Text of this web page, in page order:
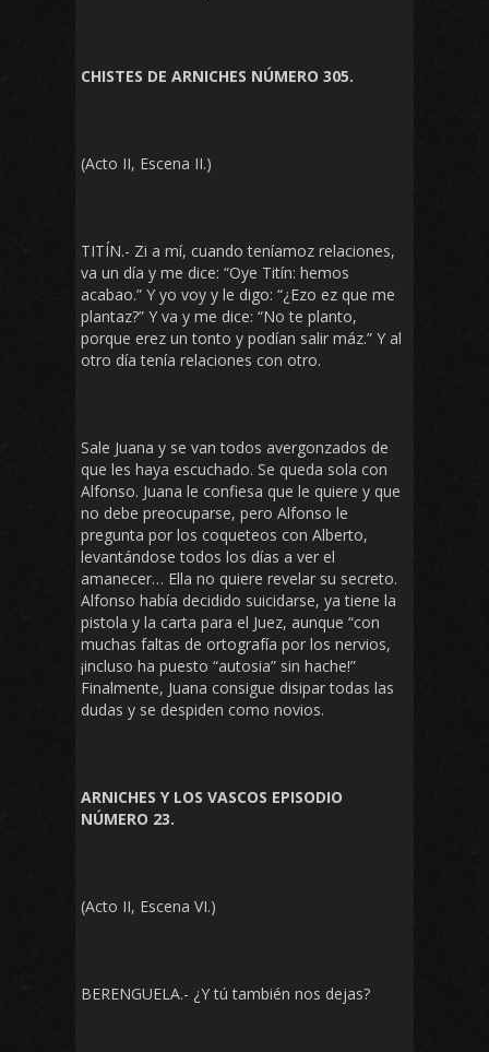
CHISTES DE ARNICHES NÚMERO 305.
(Acto II, Escena II.)
TITÍN.- Zi a mí, cuando teníamoz relaciones,
va un día y me dice: “Oye Titín: hemos
acabao.” Y yo voy y le digo: “¿Ezo ez que me
plantaz?” Y va y me dice: “No te planto,
porque erez un tonto y podían salir máz.” Y al
otro día tenía relaciones con otro.
Sale Juana y se van todos avergonzados de
que les haya escuchado. Se queda sola con
Alfonso. Juana le confiesa que le quiere y que
no debe preocuparse, pero Alfonso le
pregunta por los coqueteos con Alberto,
levantándose todos los días a ver el
amanecer… Ella no quiere revelar su secreto.
Alfonso había decidido suicidarse, ya tiene la
pistola y la carta para el Juez, aunque “con
muchas faltas de ortografía por los nervios,
¡incluso ha puesto “autosia” sin hache!”
Finalmente, Juana consigue disipar todas las
dudas y se despiden como novios.
ARNICHES Y LOS VASCOS EPISODIO
NÚMERO 23.
(Acto II, Escena VI.)
BERENGUELA.- ¿Y tú también nos dejas?